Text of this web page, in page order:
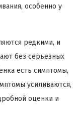
особенно у
редкими, и
без серьезных
есть симптомы,
усиливаются,
оценки и